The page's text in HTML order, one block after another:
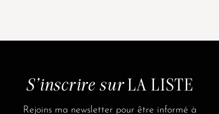
S'inscrire surLA LISTE
Rejoins ma newsletter pour être informé à